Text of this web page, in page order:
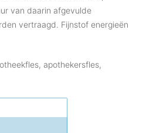
van daarin afgevulde
vertraagd. Fijnstof energieën
apothekersfles,